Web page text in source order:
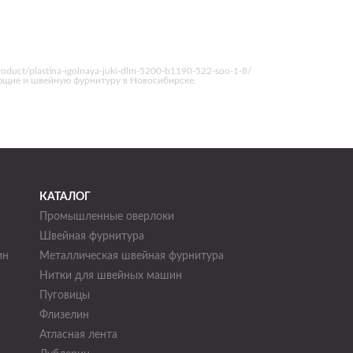
plastina-igolnaya-juki-dlm-5200-b1190-522-soo-1-8/
и швейную фурнитуру в Новосибирске.
КАТАЛОГ
Промышленные оверлоки
Швейная фурнитура
Металлическая швейная фурнитура
Нитки для швейных машин
Пуговицы
Флизелин
Атласная лента